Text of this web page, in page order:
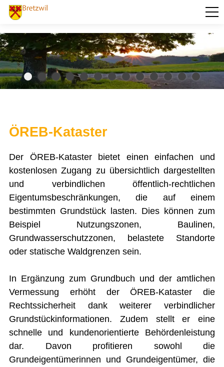
PORTRÄT
AKTUELLES
VERWALTUNG
Dienstleistungen
Formulare
Friedensrichteramt
Gemeindepräsidenten ab dem Jahr 1833
Gemeinderat
Gemeindeversammlung
Gemeindeverwaltung
Leistungskataster Bretzwil
Mitarbeiter Gemeinde Bretzwil
Notariat Basel-Landschaft
ÖREB-Kataster
Reglemente und Verordnungen
Sömmerungsbetrieb Stierenberg
Strafregisterauszug
Unentgeltliche Rechtsauskunft
Zivilstandsamt
BILDUNG
KULTUR UND FREIZEIT
ÖREB-Kataster
Der ÖREB-Kataster bietet einen einfachen und
kostenlosen Zugang zu übersichtlich dargestellten
und verbindlichen öffentlich-rechtlichen
Eigentumsbeschränkungen, die auf einem
bestimmten Grundstück lasten. Dies können zum
Beispiel Nutzungszonen, Baulinen,
Grundwasserschutzzonen, belastete Standorte
oder statische Waldgrenzen sein.
In Ergänzung zum Grundbuch und der amtlichen
Vermessung erhöht der ÖREB-Kataster die
Rechtssicherheit dank weiterer verbindlicher
Grundstückinformationen. Zudem stellt er eine
schnelle und kundenorientierte Behördenleistung
dar. Davon profitieren sowohl die
Grundeigentümerinnen und Grundeigentümer, die